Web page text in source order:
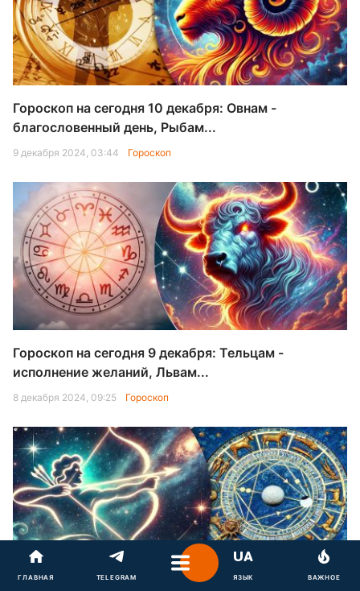
Гороскоп на сегодня 10 декабря: Овнам -
благословенный день, Рыбам...
9 декабря 2024, 03:44 Гороскоп
Гороскоп на сегодня 9 декабря: Тельцам -
исполнение желаний, Львам...
8 декабря 2024, 09:25 Гороскоп
ГЛАВНАЯ TELEGRAM ЯЗЫК ВАЖНОЕ